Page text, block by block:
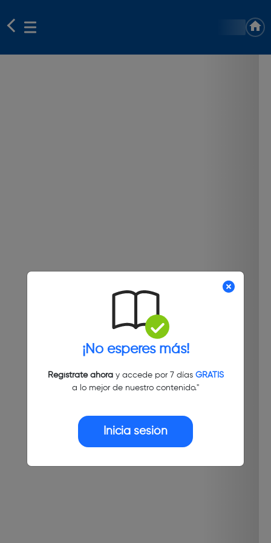
¡No esperes más!
Regístrate ahoray accede por 7 días GRATIS
a lo mejor de nuestro contenido."
Inicia sesión